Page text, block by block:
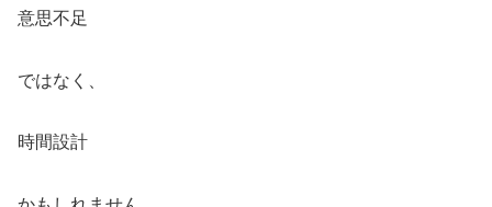
意思不足
ではなく、
時間設計